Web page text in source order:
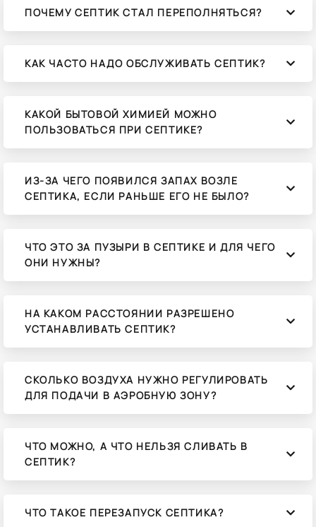
ПОЧЕМУ СЕПТИК СТАЛ ПЕРЕПОЛНЯТЬСЯ?
КАК ЧАСТО НАДО ОБСЛУЖИВАТЬ СЕПТИК?
КАКОЙ БЫТОВОЙ ХИМИЕЙ МОЖНО
ПОЛЬЗОВАТЬСЯ ПРИ СЕПТИКЕ?
ИЗ-ЗА ЧЕГО ПОЯВИЛСЯ ЗАПАХ ВОЗЛЕ
СЕПТИКА, ЕСЛИ РАНЬШЕ ЕГО НЕ БЫЛО?
ЧТО ЭТО ЗА ПУЗЫРИ В СЕПТИКЕ И ДЛЯ ЧЕГО
ОНИ НУЖНЫ?
НА КАКОМ РАССТОЯНИИ РАЗРЕШЕНО
УСТАНАВЛИВАТЬ СЕПТИК?
СКОЛЬКО ВОЗДУХА НУЖНО РЕГУЛИРОВАТЬ
ДЛЯ ПОДАЧИ В АЭРОБНУЮ ЗОНУ?
ЧТО МОЖНО, А ЧТО НЕЛЬЗЯ СЛИВАТЬ В
СЕПТИК?
ЧТО ТАКОЕ ПЕРЕЗАПУСК СЕПТИКА?